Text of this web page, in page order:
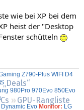
„Deals“
GPU-Rangliste
wie bei XP bei dem
heist der "Desktop
schütteln
Z790-Plus WIFI D4
980Pro 970Evo 850Evo
Evo Monitor: LG